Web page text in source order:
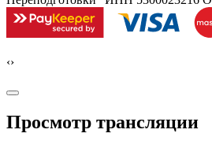
‹›
Просмотр трансляции